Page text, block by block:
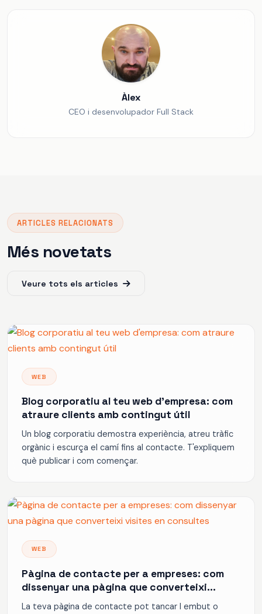
Àlex
CEO i desenvolupador Full Stack
ARTICLES RELACIONATS
Més novetats
Veure tots els articles
WEB
Blog corporatiu al teu web d'empresa: com
atraure clients amb contingut útil
Un blog corporatiu demostra experiència, atreu tràfic
orgànic i escurça el camí fins al contacte. T'expliquem
què publicar i com començar.
WEB
Pàgina de contacte per a empreses: com
dissenyar una pàgina que converteixi
visites en consultes
La teva pàgina de contacte pot tancar l embut o